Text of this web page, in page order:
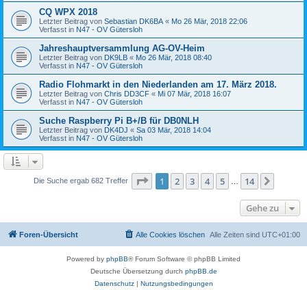
CQ WPX 2018
Letzter Beitrag von Sebastian DK6BA « Mo 26 Mär, 2018 22:06
Verfasst in N47 - OV Gütersloh
Jahreshauptversammlung AG-OV-Heim
Letzter Beitrag von DK9LB « Mo 26 Mär, 2018 08:40
Verfasst in N47 - OV Gütersloh
Radio Flohmarkt in den Niederlanden am 17. März 2018.
Letzter Beitrag von Chris DD3CF « Mi 07 Mär, 2018 16:07
Verfasst in N47 - OV Gütersloh
Suche Raspberry Pi B+/B für DB0NLH
Letzter Beitrag von DK4DJ « Sa 03 Mär, 2018 14:04
Verfasst in N47 - OV Gütersloh
Die Suche ergab 682 Treffer Seite 1von 14
1 2 3 4 5 14
Gehe zu
Foren-Übersicht Alle Zeiten sind UTC+01:00
Alle Cookies löschen
Powered by phpBB® Forum Software © phpBB Limited
Deutsche Übersetzung durch phpBB.de
Datenschutz| Nutzungsbedingungen